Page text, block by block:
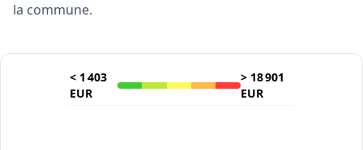
la commune.
< 1 403
EUR
> 18 901
EUR